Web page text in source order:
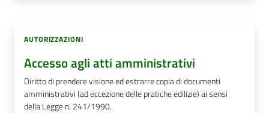
AUTORIZZAZIONI
Accesso agli atti amministrativi
Diritto di prendere visione ed estrarre copia di documenti
amministrativi (ad eccezione delle pratiche edilizie) ai sensi
della Legge n. 241/1990.